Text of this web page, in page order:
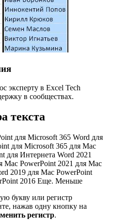
эксперту в Excel Tech
в сообществах.
текста
для Microsoft 365 Word для
для Microsoft 365 для Mac
для Интернета Word 2021
Mac PowerPoint 2021 для Mac
2019 для Mac PowerPoint
2016 Еще. Меньше
букву или регистр
нажав одну кнопку на
регистр.